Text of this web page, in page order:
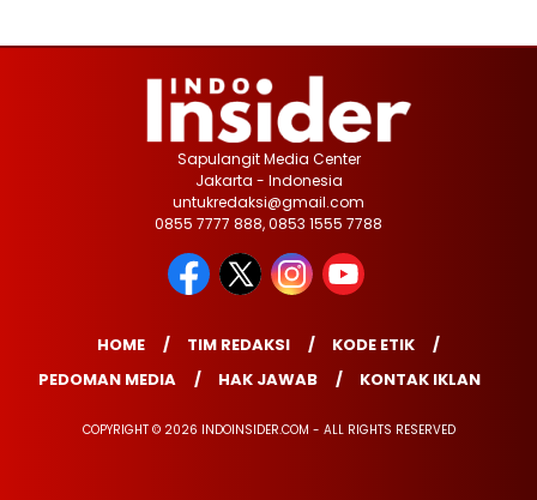
Sapulangit Media Center
Jakarta - Indonesia
untukredaksi@gmail.com
0855 7777 888, 0853 1555 7788
HOME TIM REDAKSI
KODE ETIK
PEDOMAN MEDIA
HAK JAWAB KONTAK IKLAN
COPYRIGHT © 2026 INDOINSIDER.COM - ALL RIGHTS RESERVED